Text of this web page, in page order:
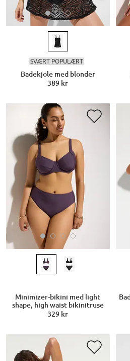
SVÆRT POPULÆRT
Badekjole med blonder
389 kr
Minimizer-bikini med light
shape, high waist bikinitruse
329 kr